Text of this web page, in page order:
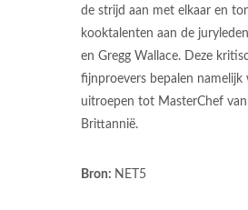
de strijd aan met elkaar en
kooktalenten aan de
en Gregg Wallace. Deze
fijnproevers bepalen namelijk
uitroepen tot MasterChef
Brittannië.
Bron: NET5